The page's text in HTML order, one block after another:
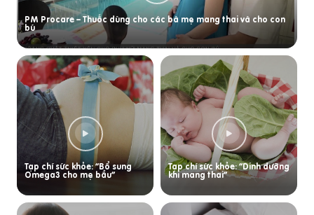
PM Procare – Thuốc dùng cho các bà mẹ mang thai và cho con
bú
Tạp chí sức khỏe: “Bổ sung
Omega3 cho mẹ bầu”
Tạp chí sức khỏe: “Dinh dưỡng
khi mang thai”